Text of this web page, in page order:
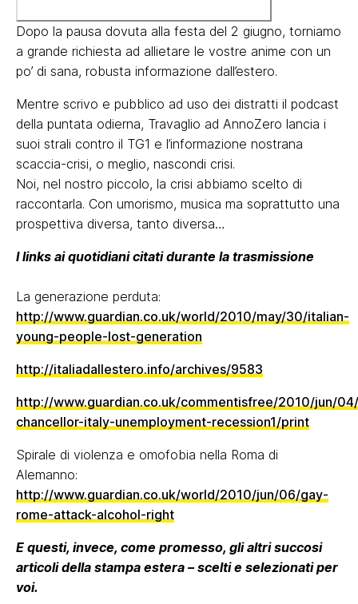
Dopo la pausa dovuta alla festa del 2 giugno, torniamo
a grande richiesta ad allietare le vostre anime con un
po’ di sana, robusta informazione dall’estero.
Mentre scrivo e pubblico ad uso dei distratti il podcast
della puntata odierna, Travaglio ad AnnoZero lancia i
suoi strali contro il TG1 e l’informazione nostrana
scaccia-crisi, o meglio, nascondi crisi.
Noi, nel nostro piccolo, la crisi abbiamo scelto di
raccontarla. Con umorismo, musica ma soprattutto una
prospettiva diversa, tanto diversa…
I links ai quotidiani citati durante la trasmissione
La generazione perduta:
http://www.guardian.co.uk/world/2010/may/30/italian-
young-people-lost-generation
http://italiadallestero.info/archives/9583
http://www.guardian.co.uk/commentisfree/2010/jun/
chancellor-italy-unemployment-recession1/print
Spirale di violenza e omofobia nella Roma di
Alemanno:
http://www.guardian.co.uk/world/2010/jun/06/gay-
rome-attack-alcohol-right
E questi, invece, come promesso, gli altri succosi
articoli della stampa estera – scelti e selezionati per
voi.